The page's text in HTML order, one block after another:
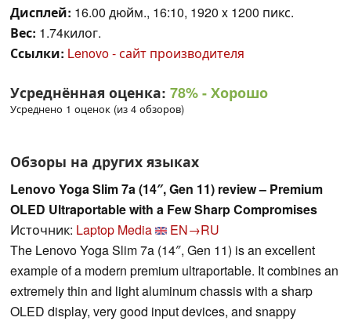
Дисплей: 16.00 дюйм., 16:10, 1920 x 1200 пикс.
Вес: 1.74килог.
Ссылки: Lenovo - сайт производителя
Усреднённая оценка: 78%- Хорошо
Усреднено 1 оценок (из 4 обзоров)
Обзоры на других языках
Lenovo Yoga Slim 7a (14″, Gen 11) review – Premium
OLED Ultraportable with a Few Sharp Compromises
Источник: Laptop Media
EN→RU
The Lenovo Yoga Slim 7a (14″, Gen 11) is an excellent
example of a modern premium ultraportable. It combines an
extremely thin and light aluminum chassis with a sharp
OLED display, very good input devices, and snappy